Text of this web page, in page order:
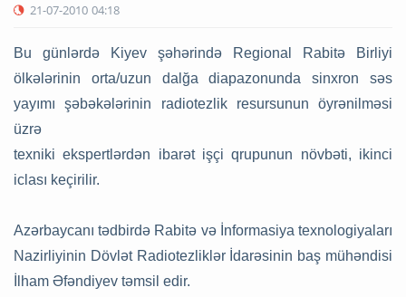
21-07-2010 04:18
Bu günlərdə Kiyev şəhərində Regional Rabitə Birliyi
ölkələrinin orta/uzun dalğa diapazonunda sinxron səs
yayımı şəbəkələrinin radiotezlik resursunun öyrənilməsi
üzrə
texniki ekspertlərdən ibarət işçi qrupunun növbəti, ikinci
iclası keçirilir.
Azərbaycanı tədbirdə Rabitə və İnformasiya texnologiyaları
Nazirliyinin Dövlət Radiotezliklər İdarəsinin baş mühəndisi
İlham Əfəndiyev təmsil edir.